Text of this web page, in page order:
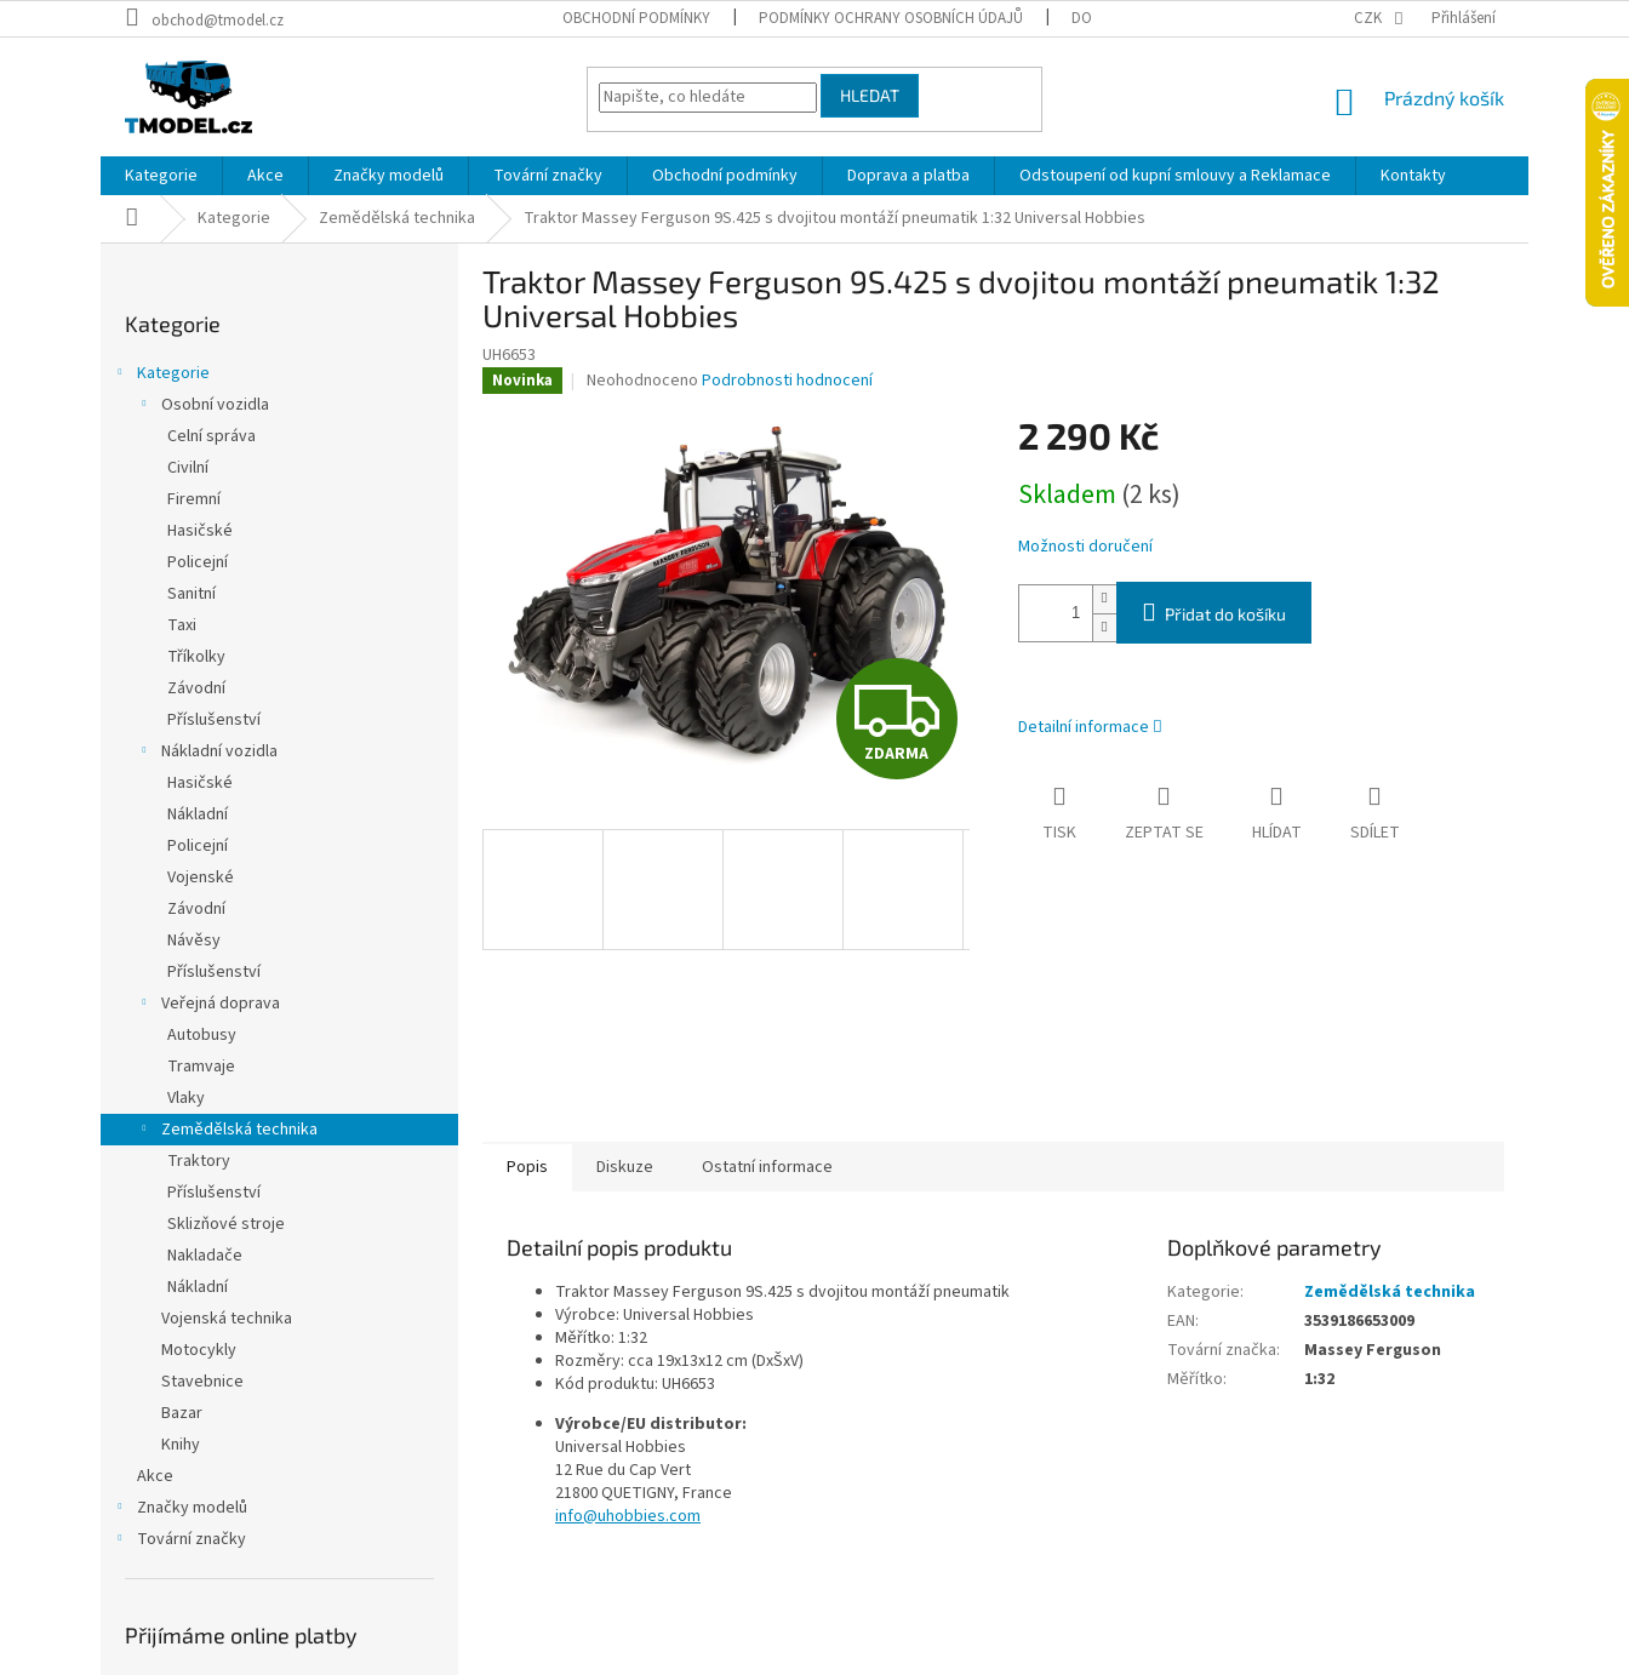
na
obchod@tmodel.cz OBCHODNÍ PODMÍNKY PODMÍNKY OCHRANY OSOBNÍCH ÚDAJŮ DOPRAVA A PLATBA ODSTOUPENÍ OD KUPNÍ SMLOUVY A REKLAMACE
CZK Přihlášení
HLEDAT
NÁKUPNÍ
Prázdný košík
Kategorie Akce Značky modelů Tovární značky Obchodní podmínky Doprava a platba Odstoupení od kupní smlouvy a Reklamace
Kontakty
Domů Kategorie Zemědělská technika Traktor Massey Ferguson 9S.425 s dvojitou montáží pneumatik 1:32 Universal Hobbies
kategorie
Kategorie
Kategorie
Osobní vozidla
Celní správa
Civilní
Firemní
Hasičské
Policejní
Sanitní
Taxi
Tříkolky
Závodní
Příslušenství
Nákladní vozidla
Hasičské
Nákladní
Policejní
Vojenské
Závodní
Návěsy
Příslušenství
Veřejná doprava
Autobusy
Tramvaje
Vlaky
Zemědělská technika
Traktory
Příslušenství
Sklizňové stroje
Nakladače
Nákladní
Vojenská technika
Motocykly
Stavebnice
Bazar
Knihy
Akce
Značky modelů
Tovární značky
Přijímáme online platby
Traktor Massey Ferguson 9S.425 s dvojitou montáží pneumatik 1:32
Universal Hobbies
UH6653
Novinka
Průměrné
hvězdiček.
Neohodnoceno Podrobnosti hodnocení
Z
R
ZDARMA
2 290 Kč
cena:
Skladem (2 ks)
Možnosti doručení
Přidat do košíku
Detailní informace
TISK ZEPTAT SE HLÍDAT SDÍLET
Popis Diskuze Ostatní informace
Detailní popis produktu
Traktor Massey Ferguson 9S.425 s dvojitou montáží pneumatik
Výrobce: Universal Hobbies
Měřítko: 1:32
Rozměry: cca 19x13x12 cm (DxŠxV)
Kód produktu: UH6653
Výrobce/EU distributor:
Universal Hobbies
12 Rue du Cap Vert
21800 QUETIGNY, France
info@uhobbies.com
Doplňkové parametry
Kategorie:
Zemědělská technika
EAN:
3539186653009
Tovární značka:
Massey Ferguson
Měřítko: 1:32